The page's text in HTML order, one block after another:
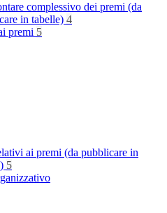
complessivo dei premi (da
in tabelle) 4
premi 5
ai premi (da pubblicare in
5